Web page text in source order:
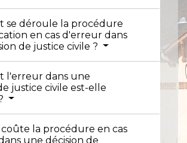
se déroule la procédure
en cas d'erreur dans
de justice civile ?
l'erreur dans une
justice civile est-elle
la procédure en cas
une décision de